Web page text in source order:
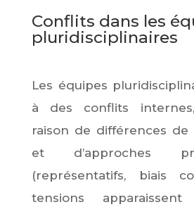
Conflits dans les
pluridisciplinaires
Les équipes
à des conflits
raison de différences
et d’approches
(représentatifs, biais
tensions apparaissent